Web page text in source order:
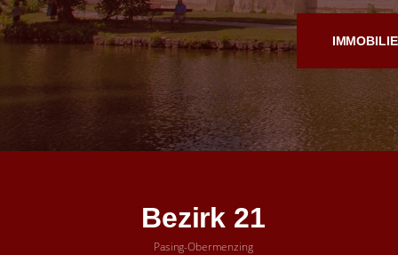
Bezirk 21
Pasing-Obermenzing